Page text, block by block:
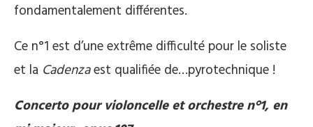
fondamentalement différentes.
Ce n°1 est d’une extrême difficulté pour le soliste
et la Cadenzaest qualifiée de…pyrotechnique !
Concerto pour violoncelle et orchestre n°1, en